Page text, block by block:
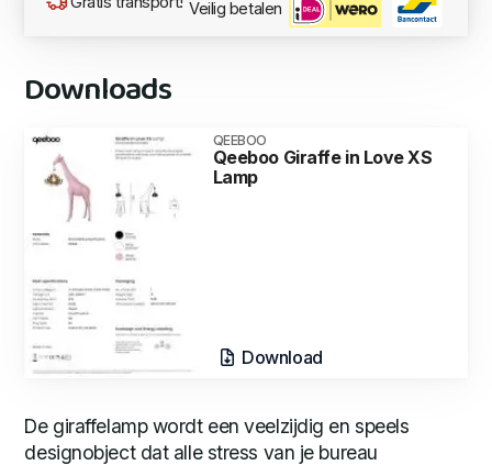
Veilig betalen
Downloads
QEEBOO
Qeeboo Giraffe in Love XS
Lamp
Download
De giraffelamp wordt een veelzijdig en speels
designobject dat alle stress van je bureau